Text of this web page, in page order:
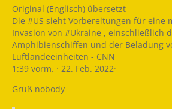
Original (Englisch) übersetzt
Die #US sieht Vorbereitungen für eine
Invasion von #Ukraine , einschließlich
Amphibienschiffen und der Beladung
Luftlandeeinheiten - CNN
1:39 vorm. · 22. Feb. 2022·
Gruß nobody